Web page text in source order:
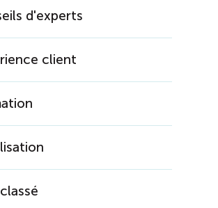
d'experts
client